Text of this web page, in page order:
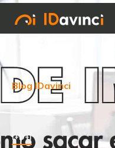
Blog IDavinci
I+D+i